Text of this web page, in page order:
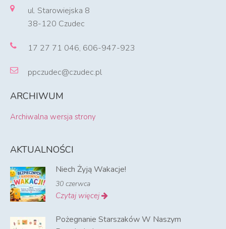
ul. Starowiejska 8
38-120 Czudec
17 27 71 046, 606-947-923
ppczudec@czudec.pl
ARCHIWUM
Archiwalna wersja strony
AKTUALNOŚCI
Niech Żyją Wakacje!
30 czerwca
Czytaj więcej
Pożegnanie Starszaków W Naszym